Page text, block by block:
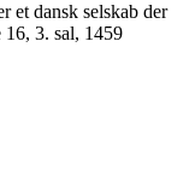
et dansk selskab der
16, 3. sal, 1459